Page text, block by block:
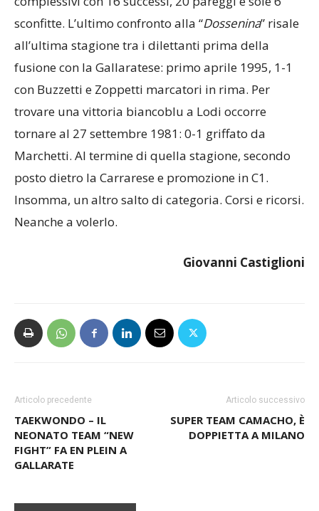
sconfitte. L’ultimo confronto alla “Dossenina” risale
all’ultima stagione tra i dilettanti prima della
fusione con la Gallaratese: primo aprile 1995, 1-1
con Buzzetti e Zoppetti marcatori in rima. Per
trovare una vittoria biancoblu a Lodi occorre
tornare al 27 settembre 1981: 0-1 griffato da
Marchetti. Al termine di quella stagione, secondo
posto dietro la Carrarese e promozione in C1.
Insomma, un altro salto di categoria. Corsi e ricorsi.
Neanche a volerlo.
Giovanni Castiglioni
Articolo precedente
TAEKWONDO – IL
NEONATO TEAM “NEW
FIGHT” FA EN PLEIN A
GALLARATE
Articolo successivo
SUPER TEAM CAMACHO, È
DOPPIETTA A MILANO